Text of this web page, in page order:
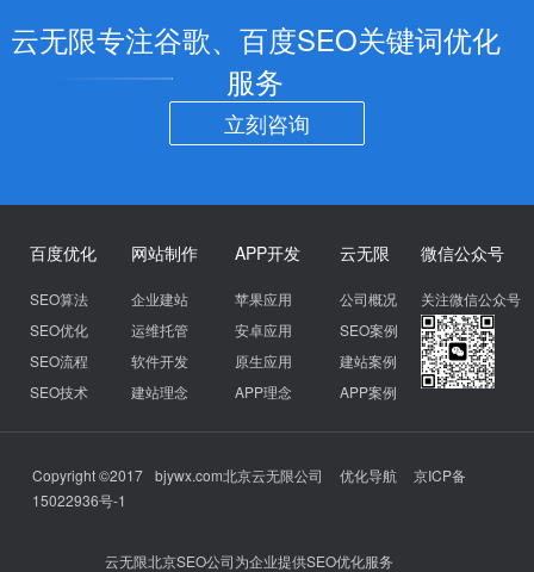
云无限专注谷歌、百度SEO关键词优化
服务
立刻咨询
百度优化
SEO算法
SEO优化
SEO流程
SEO技术
网站制作
企业建站
运维托管
软件开发
建站理念
APP开发
苹果应用
安卓应用
原生应用
APP理念
云无限
公司概况
SEO案例
建站案例
APP案例
微信公众号
关注微信公众号
Copyright ©2017 bjywx.com北京云无限公司 优化导航
京ICP备
15022936号-1
云无限北京SEO公司为企业提供SEO优化服务